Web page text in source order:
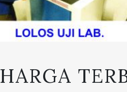
HARGA